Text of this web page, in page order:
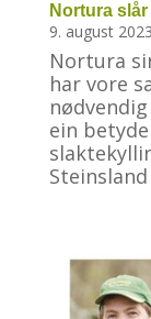
Nortura
9. august 2023
Nortura
har vore
ein